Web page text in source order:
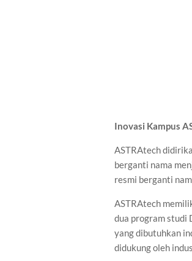
Inovasi Kampus
ASTRAtech
berganti nama
resmi berganti
ASTRAtech
dua program studi
yang dibutuhkan
didukung oleh